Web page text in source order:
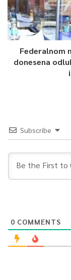
Federalnom
donesena
Subscribe
0 COMMENTS